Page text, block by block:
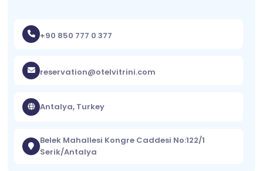
+90 850 777 0 377
reservation@otelvitrini.com
Antalya, Turkey
Belek Mahallesi Kongre Caddesi No:122/1
Serik/Antalya